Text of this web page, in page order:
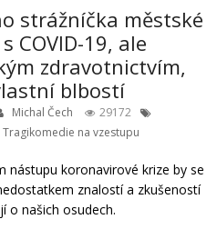
strážníčka městské
COVID-19, ale
zdravotnictvím,
blbostí
Michal Čech
29172
Tragikomedie na vzestupu
nástupu koronavirové krize by se
znalostí a zkušeností
o našich osudech.